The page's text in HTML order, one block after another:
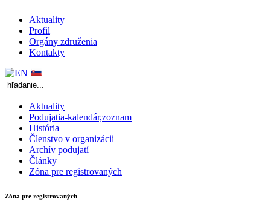
Aktuality
Profil
Orgány združenia
Kontakty
Aktuality
Podujatia-kalendár,zoznam
História
Členstvo v organizácii
Archív podujatí
Články
Zóna pre registrovaných
Zóna pre registrovaných